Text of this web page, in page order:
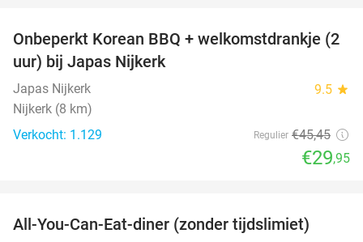
34%
Onbeperkt Korean BBQ + welkomstdrankje (2
uur) bij Japas Nijkerk
Japas Nijkerk 9.5 star
Nijkerk (8 km)
Verkocht: 1.129
Regulier €45,45
€29,95
All-You-Can-Eat-diner (zonder tijdslimiet)